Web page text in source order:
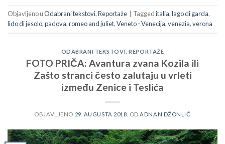
Objavljeno uOdabrani tekstovi,Reportaže Taggeditalia,lago di garda,
lido di jesolo,padova,romeo and juliet,Veneto - Venecija,venezia,verona
ODABRANI TEKSTOVI ,REPORTAŽE
FOTO PRIČA: Avantura zvana Kozila ili
Zašto stranci često zalutaju u vrleti
između Zenice i Teslića
OBJAVLJENO 29. AUGUSTA 2018. ODADNAN DŽONLIĆ